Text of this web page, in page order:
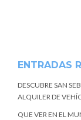
ENTRADAS
DESCUBRE SAN
ALQUILER DE
QUE VER EN EL